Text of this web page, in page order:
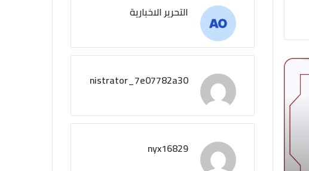
التحرير الاخبارية
administrator_7e07782a30
nyx16829